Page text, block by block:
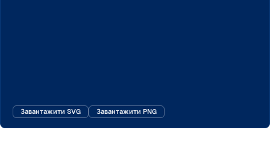
Завантажити SVG Завантажити PNG